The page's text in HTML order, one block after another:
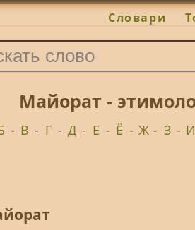
Словари
Майорат -
- В - Г - Д - Е - Ё - Ж - З - И